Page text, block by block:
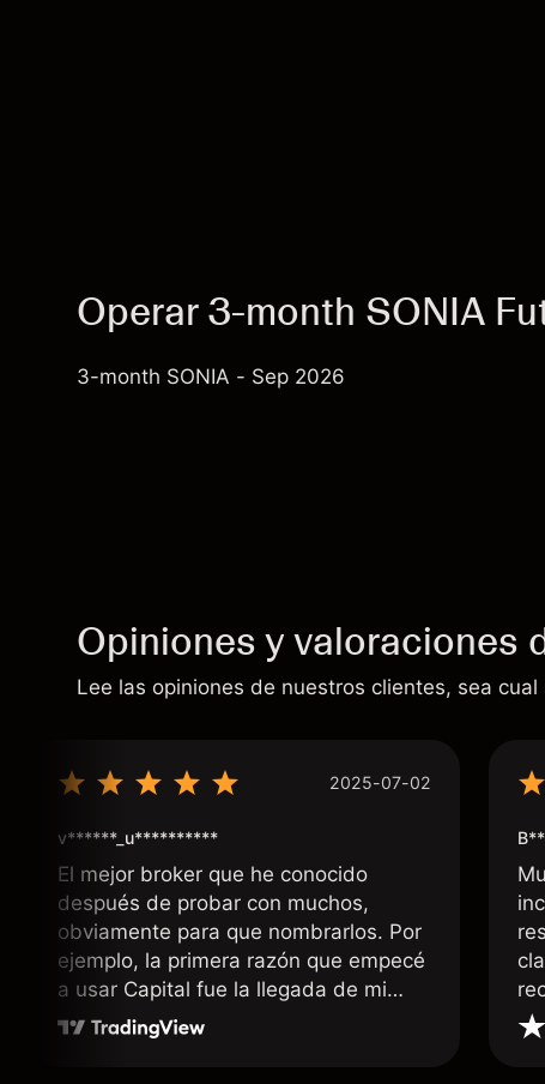
Operar 3-month SONIA
3-month SONIA - Sep 2026
Opiniones y valoraciones
Lee las opiniones de nuestros clientes, sea
2025-07-02
v******_u**********
El mejor broker que he conocido
después de probar con muchos,
obviamente para que nombrarlos. Por
ejemplo, la primera razón que empecé
a usar Capital fue la llegada de mi
dinero de inmediato a mi cuenta